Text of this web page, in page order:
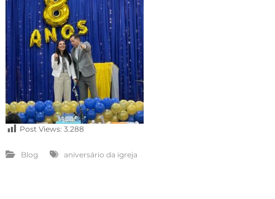
Post Views: 3.288
Blog aniversário da igreja